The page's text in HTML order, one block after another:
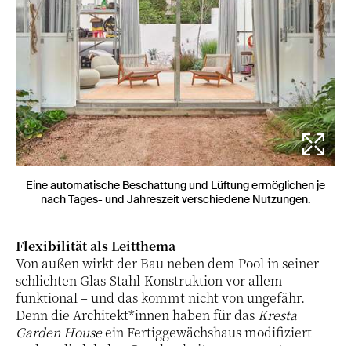
Eine automatische Beschattung und Lüftung ermöglichen je
nach Tages- und Jahreszeit verschiedene Nutzungen.
Flexibilität als Leitthema
Von außen wirkt der Bau neben dem Pool in seiner
schlichten Glas-Stahl-Konstruktion vor allem
funktional – und das kommt nicht von ungefähr.
Denn die Architekt*innen haben für das Kresta
Garden Houseein Fertiggewächshaus modifiziert